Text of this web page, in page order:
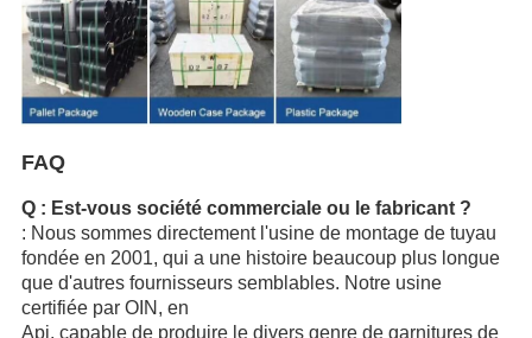
FAQ
Q : Est-vous société commerciale ou le fabricant ?
: Nous sommes directement l'usine de montage de tuyau
fondée en 2001, qui a une histoire beaucoup plus longue
que d'autres fournisseurs semblables. Notre usine
certifiée par OIN, en
Api, capable de produire le divers genre de garnitures de